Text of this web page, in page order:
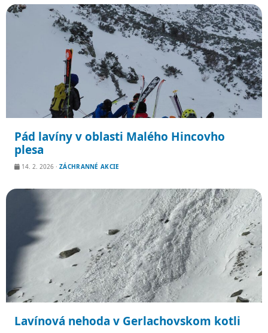
Pád lavíny v oblasti Malého Hincovho
plesa
14. 2. 2026 · ZÁCHRANNÉ AKCIE
Lavínová nehoda v Gerlachovskom kotli